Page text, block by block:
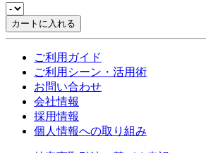
カートに入れる
ご利用ガイド
ご利用シーン・活用術
お問い合わせ
会社情報
採用情報
個人情報への取り組み